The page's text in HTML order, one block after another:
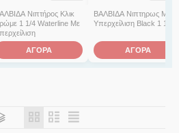
Νιπτήρoς Κλικ
1 1/4 Waterline Με
ΑΓΟΡΑ
ΒΑΛΒΙΔΑ Νιπτηρως Με
Υπερχείλιση Black 1 1/4
ΑΓΟΡΑ